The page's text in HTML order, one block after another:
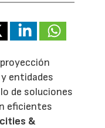
entidades
de soluciones
eficientes
&